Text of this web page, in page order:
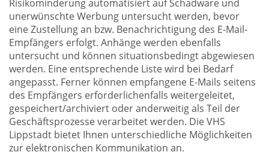
Risikominderung automatisiert auf Schadware und
unerwünschte Werbung untersucht werden, bevor
eine Zustellung an bzw. Benachrichtigung des E-Mail-
Empfängers erfolgt. Anhänge werden ebenfalls
untersucht und können situationsbedingt abgewiesen
werden. Eine entsprechende Liste wird bei Bedarf
angepasst. Ferner können empfangene E-Mails seitens
des Empfängers erforderlichenfalls weitergeleitet,
gespeichert/archiviert oder anderweitig als Teil der
Geschäftsprozesse verarbeitet werden. Die VHS
Lippstadt bietet Ihnen unterschiedliche Möglichkeiten
zur elektronischen Kommunikation an.